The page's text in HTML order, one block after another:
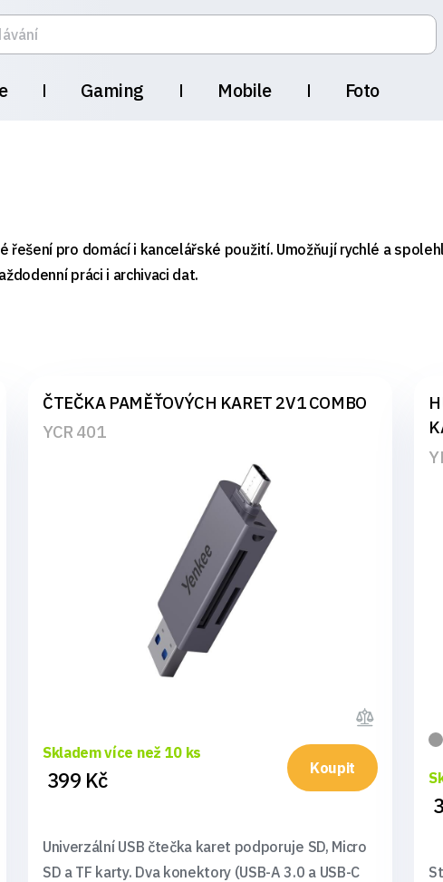
Gaming Mobile Foto
pro domácí i kancelářské použití. Umožňují rychlé a
práci i archivaci dat.
ČTEČKA PAMĚŤOVÝCH KARET 2V1 COMBO
YCR 401
Skladem více než 10 ks
399 Kč Koupit
Univerzální USB čtečka karet podporuje SD, Micro
SD a TF karty. Dva konektory (USB-A 3.0 a USB-C